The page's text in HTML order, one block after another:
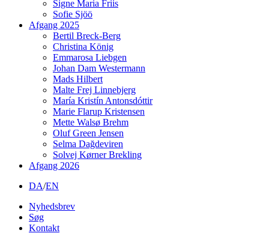
Signe Maria Friis
Sofie Sjöö
Afgang 2025
Bertil Breck-Berg
Christina König
Emmarosa Liebgen
Johan Dam Westermann
Mads Hilbert
Malte Frej Linnebjerg
María Kristín Antonsdóttir
Marie Flarup Kristensen
Mette Walsø Brehm
Oluf Green Jensen
Selma Dağdeviren
Solvej Kørner Brekling
Afgang 2026
DA/EN
Nyhedsbrev
Søg
Kontakt